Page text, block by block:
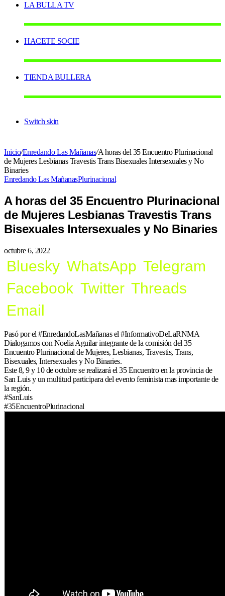
LA BULLA TV
HACETE SOCIE
TIENDA BULLERA
Switch skin
Inicio/Enredando Las Mañanas/A horas del 35 Encuentro Plurinacional
de Mujeres Lesbianas Travestis Trans Bisexuales Intersexuales y No
Binaries
Enredando Las MañanasPlurinacional
A horas del 35 Encuentro Plurinacional
de Mujeres Lesbianas Travestis Trans
Bisexuales Intersexuales y No Binaries
octubre 6, 2022
Bluesky WhatsApp Telegram
Facebook Twitter Threads
Email
Pasó por el #EnredandoLasMañanas el #InformativoDeLaRNMA
Dialogamos con Noelia Aguilar integrante de la comisión del 35
Encuentro Plurinacional de Mujeres, Lesbianas, Travestis, Trans,
Bisexuales, Intersexuales y No Binaries.
Este 8, 9 y 10 de octubre se realizará el 35 Encuentro en la provincia de
San Luis y un multitud participara del evento feminista mas importante de
la región.
#SanLuis
#35EncuentroPlurinacional